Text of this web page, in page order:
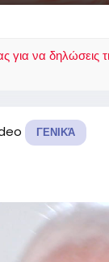
να δηλώσεις
ΓΕΝΙΚΆ